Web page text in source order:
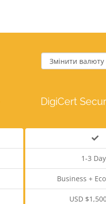
DigiCert
1-3
Business +
USD